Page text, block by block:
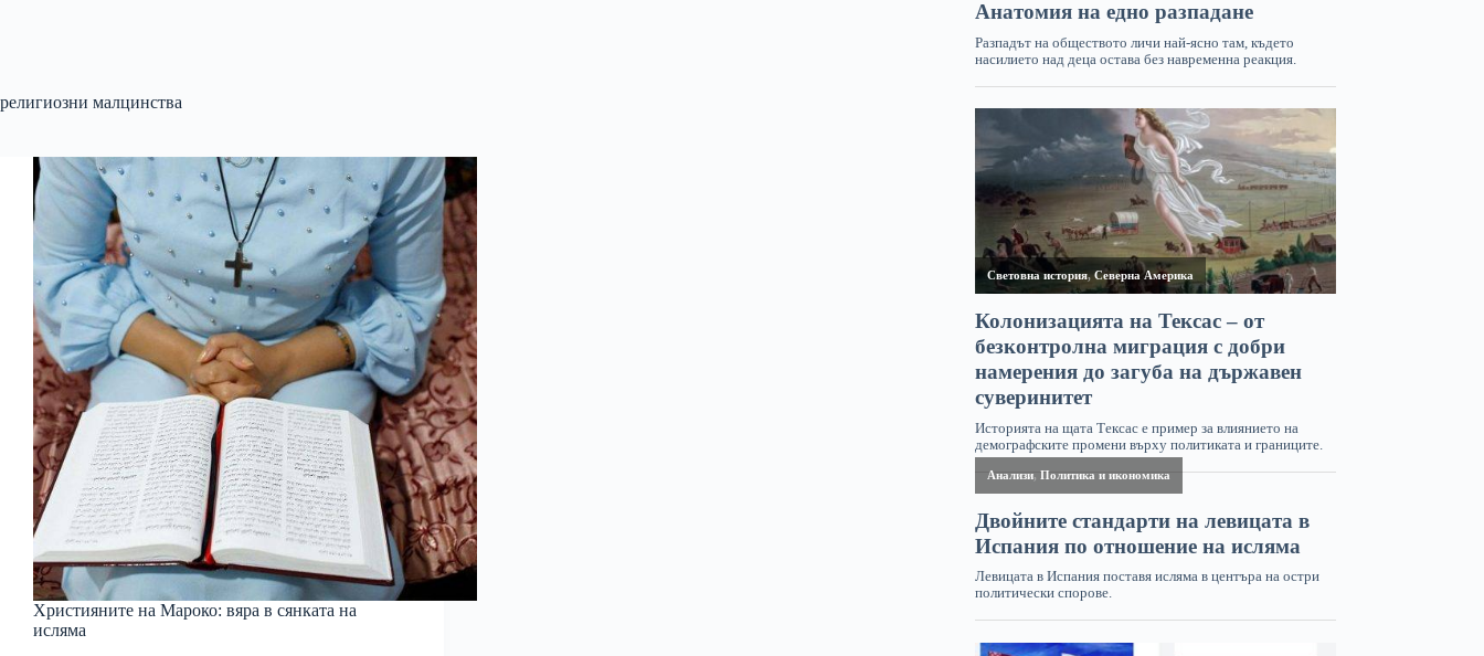
религиозни малцинства
Християните на Мароко: вяра в сянката на
исляма